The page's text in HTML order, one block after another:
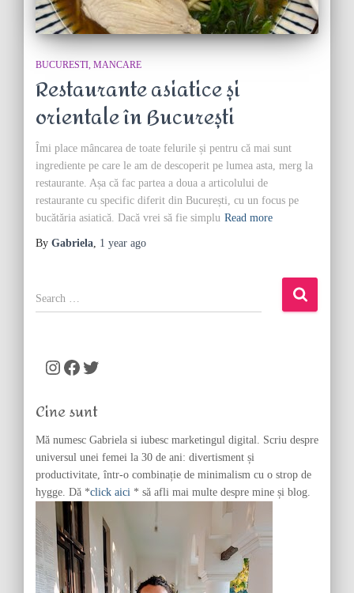
BUCURESTI MANCARE
Restaurante asiatice și
orientale în București
Îmi place mâncarea de toate felurile și pentru că mai sunt
ingrediente pe care le am de descoperit pe lumea asta, merg la
restaurante. Așa că fac partea a doua a articolului de
restaurante cu specific diferit din București, cu un focus pe
bucătăria asiatică. Dacă vrei să fie simplu Read more
By Gabriela, 1 year ago
S
e
o
Instagram Facebook Twitter
Cine sunt
Mă numesc Gabriela si iubesc marketingul digital. Scriu despre
universul unei femei la 30 de ani: divertisment și
productivitate, într-o combinație de minimalism cu o strop de
hygge. Dă *click aici * să afli mai multe despre mine și blog.